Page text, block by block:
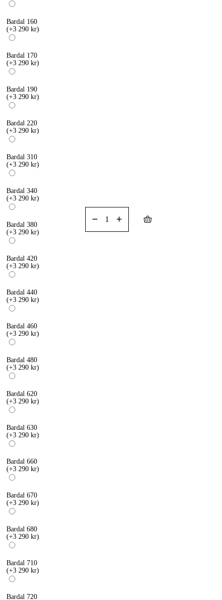
Bardal 160
(+3 290 kr)
Bardal 170
(+3 290 kr)
Bardal 190
(+3 290 kr)
Bardal 220
(+3 290 kr)
Bardal 310
(+3 290 kr)
Bardal 340
(+3 290 kr)
Bardal 380
(+3 290 kr)
Bardal 420
(+3 290 kr)
Bardal 440
(+3 290 kr)
Bardal 460
(+3 290 kr)
Bardal 480
(+3 290 kr)
Bardal 620
(+3 290 kr)
Bardal 630
(+3 290 kr)
Bardal 660
(+3 290 kr)
Bardal 670
(+3 290 kr)
Bardal 680
(+3 290 kr)
Bardal 710
(+3 290 kr)
Bardal 720